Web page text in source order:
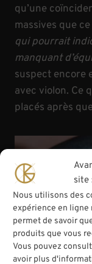
site
Nous utilisons des
expérience en ligne
permet de savoir
produits que vous
Vous pouvez
avoir plus
qu’une
massives que
qui pourrait
manquant
suspect encore
avec violon. Ce
placés après